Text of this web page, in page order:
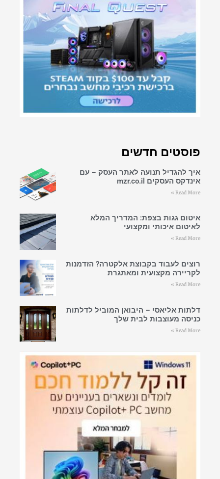
פוסטים חדשים
איך להגדיל תנועה לאתר העסק – עם
אינדקס העסקים mzr.co.il
Read More »
איטום גגות בצפת: המדריך המלא
לאיטום איכותי ומקצועי
Read More »
רוצים לעבוד בקבוצת אלקטרה? הזדמנות
לקריירה מקצועית ומאתגרת
Read More »
דלתות אליאסי – היבואן המוביל לדלתות
כניסה מעוצבות לבית שלך
Read More »